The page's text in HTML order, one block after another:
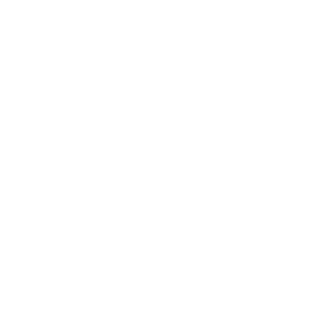
um einen räumlich